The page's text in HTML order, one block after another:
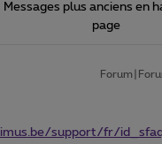
Messages plus anciens en
page
support/fr/